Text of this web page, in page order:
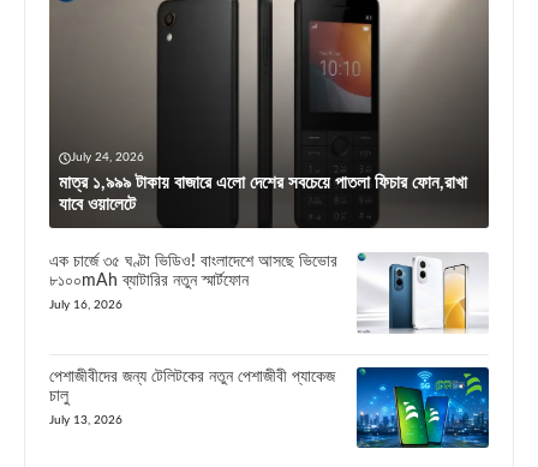
July 24, 2026
মাত্র ১,৯৯৯ টাকায় বাজারে এলো দেশের সবচেয়ে পাতলা ফিচার ফোন,রাখা
যাবে ওয়ালেটে
এক চার্জে ৩৫ ঘণ্টা ভিডিও! বাংলাদেশে আসছে ভিভোর
৮১০০mAh ব্যাটারির নতুন স্মার্টফোন
July 16, 2026
পেশাজীবীদের জন্য টেলিটকের নতুন পেশাজীবী প্যাকেজ
চালু
July 13, 2026